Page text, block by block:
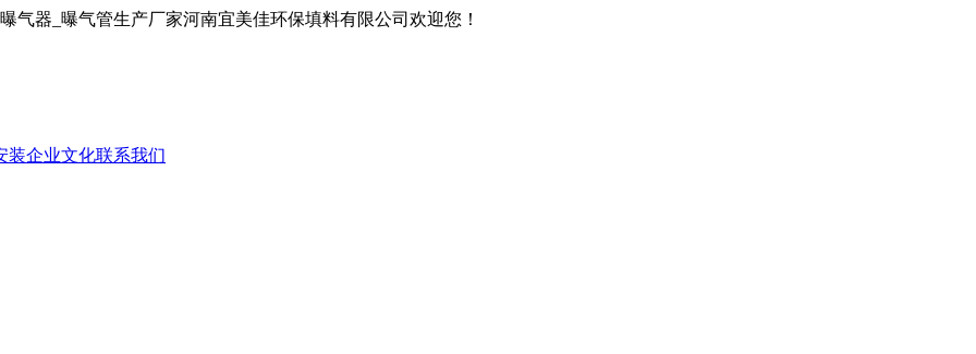
气器_曝气管生产厂家河南宜美佳环保填料有限公司欢迎您！
装企业文化联系我们